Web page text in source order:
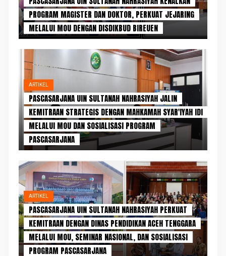
PROGRAM MAGISTER DAN DOKTOR, PERKUAT JEJARING
MELALUI MOU DENGAN DISDIKBUD BIREUEN
ARTIKEL
PASCASARJANA UIN SULTANAH NAHRASIYAH JALIN
KEMITRAAN STRATEGIS DENGAN MAHKAMAH SYAR'IYAH IDI
MELALUI MOU DAN SOSIALISASI PROGRAM
PASCASARJANA
ARTIKEL
PASCASARJANA UIN SULTANAH NAHRASIYAH PERKUAT
KEMITRAAN DENGAN DINAS PENDIDIKAN ACEH TENGGARA
MELALUI MOU, SEMINAR NASIONAL, DAN SOSIALISASI
PROGRAM PASCASARJANA